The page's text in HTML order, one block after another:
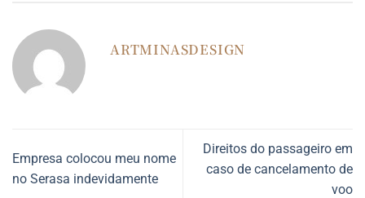
ARTMINASDESIGN
Empresa colocou meu nome
no Serasa indevidamente
Direitos do passageiro em
caso de cancelamento de
voo